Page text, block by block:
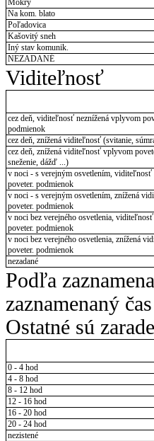
Na kom. blato
Poľadovica
Kašovitý sneh
Iný stav komunik.
NEZADANÉ
Viditeľnosť
cez deň, viditeľnosť neznížená vplyvom
podmienok
cez deň, znížená viditeľnosť (svitanie,
cez deň, znížená viditeľnosť vplyvom
sneženie, dážď ...)
v noci - s verejným osvetlením, viditeľnosť
poveter. podmienok
v noci - s verejným osvetlením, znížená
poveter. podmienok
v noci bez verejného osvetlenia,
poveter. podmienok
v noci bez verejného osvetlenia, znížená
poveter. podmienok
nezadané
Podľa
zaznamenaný
Ostatné sú
0 - 4 hod
4 - 8 hod
8 - 12 hod
12 - 16 hod
16 - 20 hod
20 - 24 hod
nezistené